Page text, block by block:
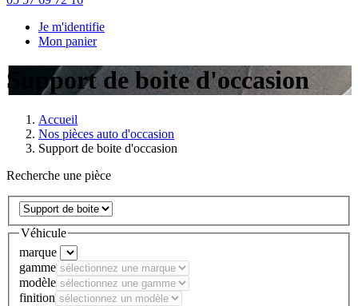
Je m'identifie
Mon panier
Support de boite d'occasion
Accueil
Nos pièces auto d'occasion
Support de boite d'occasion
Recherche une pièce
Véhicule
marque
gamme
modèle
finition